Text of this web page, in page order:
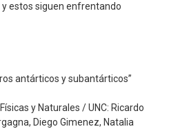
estos siguen enfrentando
antárticos y subantárticos”
y Naturales / UNC: Ricardo
Diego Gimenez, Natalia